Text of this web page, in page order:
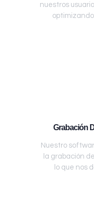
nuestros
Grabación
Nuestro
la grabación
lo que nos